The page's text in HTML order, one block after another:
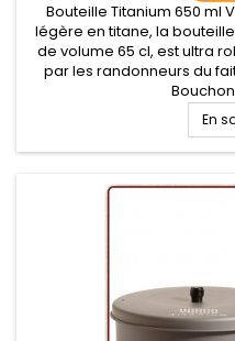
Bouteille Titanium 650 ml
légère en titane, la
de volume 65 cl, est ultra
par les randonneurs du
En